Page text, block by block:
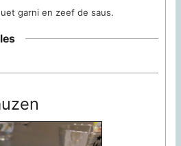
garni en zeef de saus.